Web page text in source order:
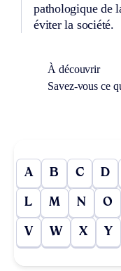
pathologique de
éviter la société.
À découvrir
Savez-vous ce
A B C D
L M N O
V W X Y